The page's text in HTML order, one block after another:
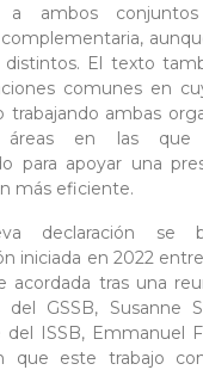
a ambos conjuntos
distintos. El texto
comunes en
trabajando ambas
áreas en las que
para apoyar una
más eficiente.
declaración se
iniciada en 2022
acordada tras una
del GSSB, Susanne
del ISSB, Emmanuel
que este trabajo